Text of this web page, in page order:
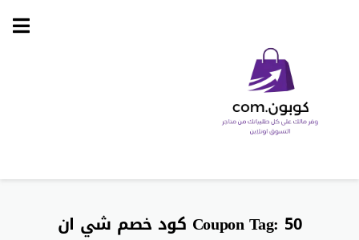
Skip
Coupon Tag: 50 كود خصم شي ان